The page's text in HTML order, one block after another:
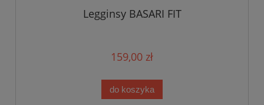
Legginsy BASARI FIT
159,00 zł
do koszyka